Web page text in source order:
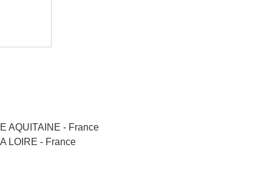
AQUITAINE - France
LOIRE - France